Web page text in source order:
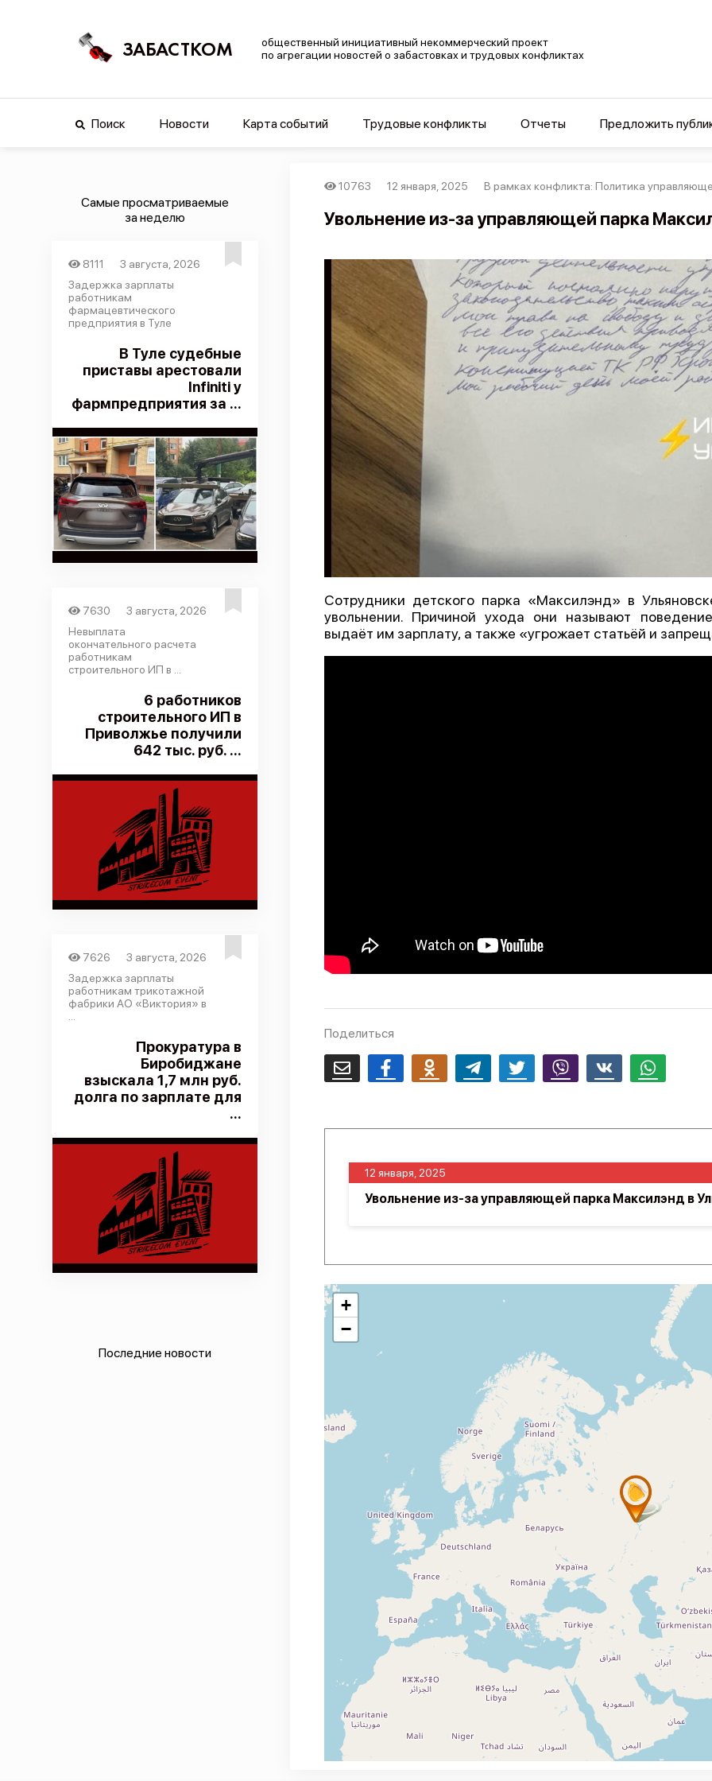
ЗАБАСТКОМ
общественный инициативный некоммерческий проект
по агрегации новостей о забастовках и трудовых конфликтах
Поиск Новости Карта событий Трудовые конфликты Отчеты Предложить
Самые просматриваемые
за неделю
8111
3 августа, 2026
Задержка зарплаты
работникам
фармацевтического
предприятия в Туле
В Туле судебные
приставы арестовали
Infiniti у
фармпредприятия за ...
7630
3 августа, 2026
Невыплата
окончательного расчета
работникам
строительного ИП в ...
6 работников
строительного ИП в
Приволжье получили
642 тыс. руб. ...
7626
3 августа, 2026
Задержка зарплаты
работникам трикотажной
фабрики АО «Виктория» в
Прокуратура в
Биробиджане
взыскала 1,7 млн руб.
долга по зарплате для
...
Последние новости
10763 12 января, 2025 В рамках конфликта: Политика
Увольнение из-за управляющей парка
Сотрудники детского парка «Максилэнд» в
увольнении. Причиной ухода они называют
выдаёт им зарплату, а также «угрожает статьёй и
Поделиться
Email FacebookOdnoklassnikiTelegram Twitter Viber Whatsapp
12 января, 2025
Увольнение из-за управляющей парка Максилэнд в
+
−